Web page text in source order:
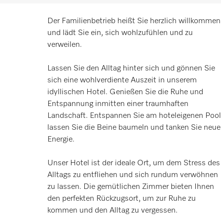
Der Familienbetrieb heißt Sie herzlich willkommen
und lädt Sie ein, sich wohlzufühlen und zu
verweilen.
Lassen Sie den Alltag hinter sich und gönnen Sie
sich eine wohlverdiente Auszeit in unserem
idyllischen Hotel. Genießen Sie die Ruhe und
Entspannung inmitten einer traumhaften
Landschaft. Entspannen Sie am hoteleigenen
lassen Sie die Beine baumeln und tanken Sie neue
Energie.
Unser Hotel ist der ideale Ort, um dem Stress des
Alltags zu entfliehen und sich rundum verwöhnen
zu lassen. Die gemütlichen Zimmer bieten Ihnen
den perfekten Rückzugsort, um zur Ruhe zu
kommen und den Alltag zu vergessen.